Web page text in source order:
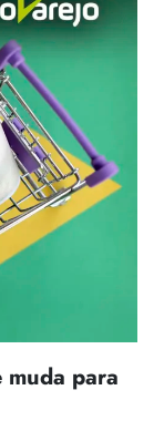
para